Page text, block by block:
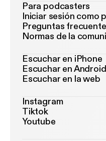
Para podcasters
Iniciar sesión como
Preguntas
Normas de la
Escuchar en iPhone
Escuchar en Android
Escuchar en la web
Instagram
Tiktok
Youtube